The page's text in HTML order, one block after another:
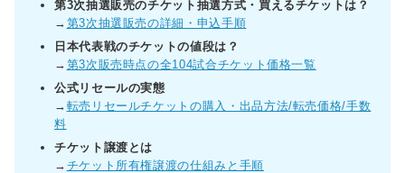
第3次抽選販売のチケット抽選方式・買えるチケットは？
→ 第3次抽選販売の詳細・申込手順
日本代表戦のチケットの値段は？
→ 第3次販売時点の全104試合チケット価格一覧
公式リセールの実態
→ 転売リセールチケットの購入・出品方法/転売価格/手数
料
チケット譲渡とは
→ チケット所有権譲渡の仕組みと手順